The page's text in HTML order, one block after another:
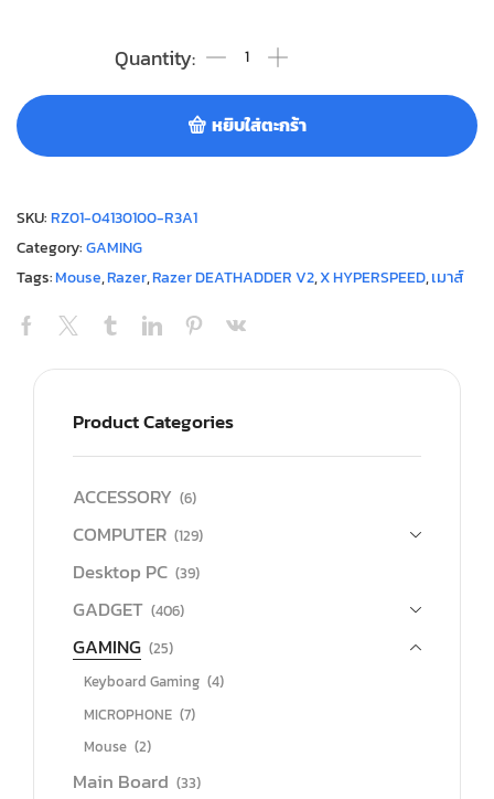
หยิบใส่ตะกร้า
SKU:RZ01-04130100-R3A1
Category:GAMING
Tags:Mouse,Razer,Razer DEATHADDER V2,X HYPERSPEED,เมาส์
Product Categories
ACCESSORY (6)
COMPUTER (129)
Desktop PC (39)
GADGET (406)
GAMING (25)
Keyboard Gaming (4)
MICROPHONE (7)
Mouse (2)
Main Board (33)